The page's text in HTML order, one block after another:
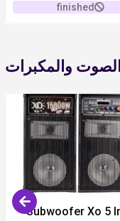
finished
والمكبرات
Subwoofer Xo 5